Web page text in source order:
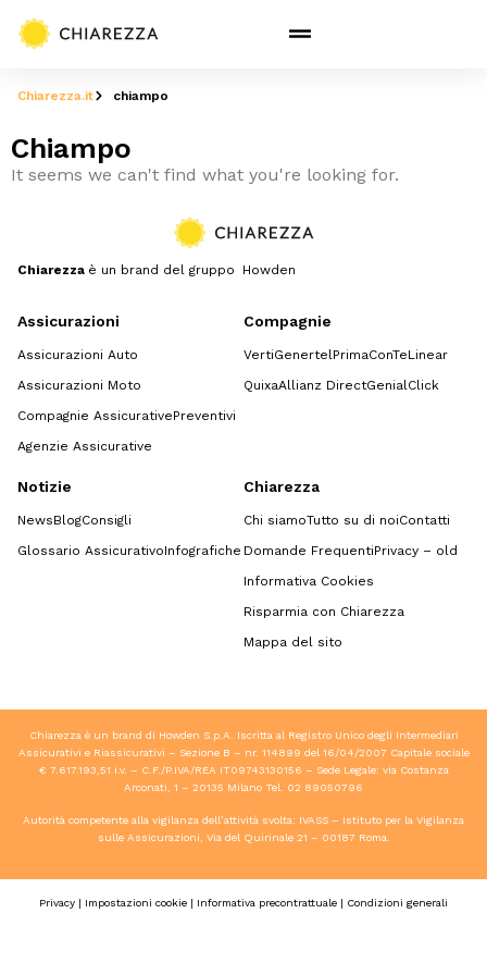
Chiarezza.it chiampo
Chiampo
It seems we can't find what you're looking for.
Chiarezza è un brand del gruppo Howden
Assicurazioni
Assicurazioni Auto
Assicurazioni Moto
Compagnie AssicurativePreventivi
Agenzie Assicurative
Compagnie
VertiGenertel PrimaConTeLinear
QuixaAllianz DirectGenialClick
Notizie
NewsBlogConsigli
Glossario AssicurativoInfografiche
Chiarezza
Chi siamoTutto su di noiContatti
Domande FrequentiPrivacy – old
Informativa Cookies
Risparmia con Chiarezza
Mappa del sito
Chiarezza è un brand di Howden S.p.A. Iscritta al Registro Unico degli Intermediari
Assicurativi e Riassicurativi – Sezione B – nr. 114899 del 16/04/2007 Capitale sociale
€ 7.617.193,51 i.v. – C.F./P.IVA/REA IT09743130156 – Sede Legale: via Costanza
Arconati, 1 – 20135 Milano Tel. 02 89050796
Autorità competente alla vigilanza dell’attività svolta: IVASS – Istituto per la Vigilanza
sulle Assicurazioni, Via del Quirinale 21 – 00187 Roma.
Privacy | Impostazioni cookie | Informativa precontrattuale | Condizioni generali